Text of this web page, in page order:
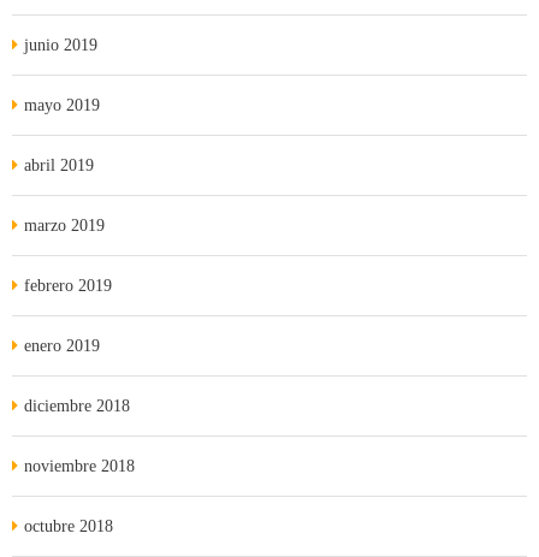
junio 2019
mayo 2019
abril 2019
marzo 2019
febrero 2019
enero 2019
diciembre 2018
noviembre 2018
octubre 2018